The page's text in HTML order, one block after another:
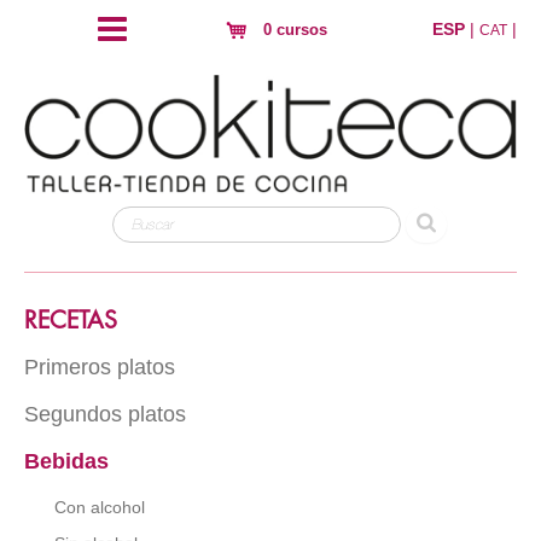
0 cursos ESP | CAT |
RECETAS
Primeros platos
Arroz
Pasta
Segundos platos
Carne
Bebidas
Con alcohol